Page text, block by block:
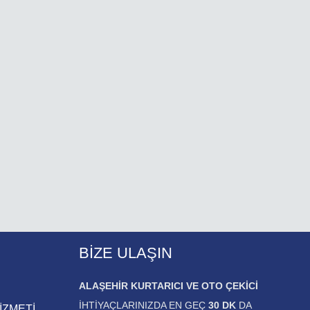
BIZE ULAŞIN
ALAŞEHIR KURTARICI VE OTO ÇEKICI
IHTIYAÇLARINIZDA EN GEÇ 30 DKDA